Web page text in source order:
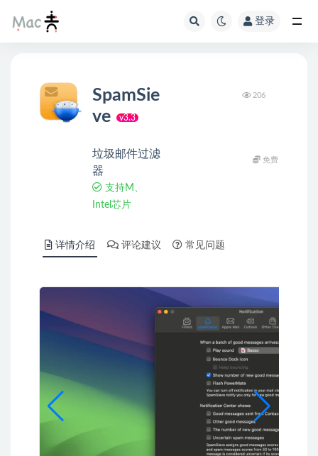
登录
SpamSie
ve
v3.3
垃圾邮件过滤
器
支持M、
Intel芯片
206
免费
详情介绍 评论建议 常见问题